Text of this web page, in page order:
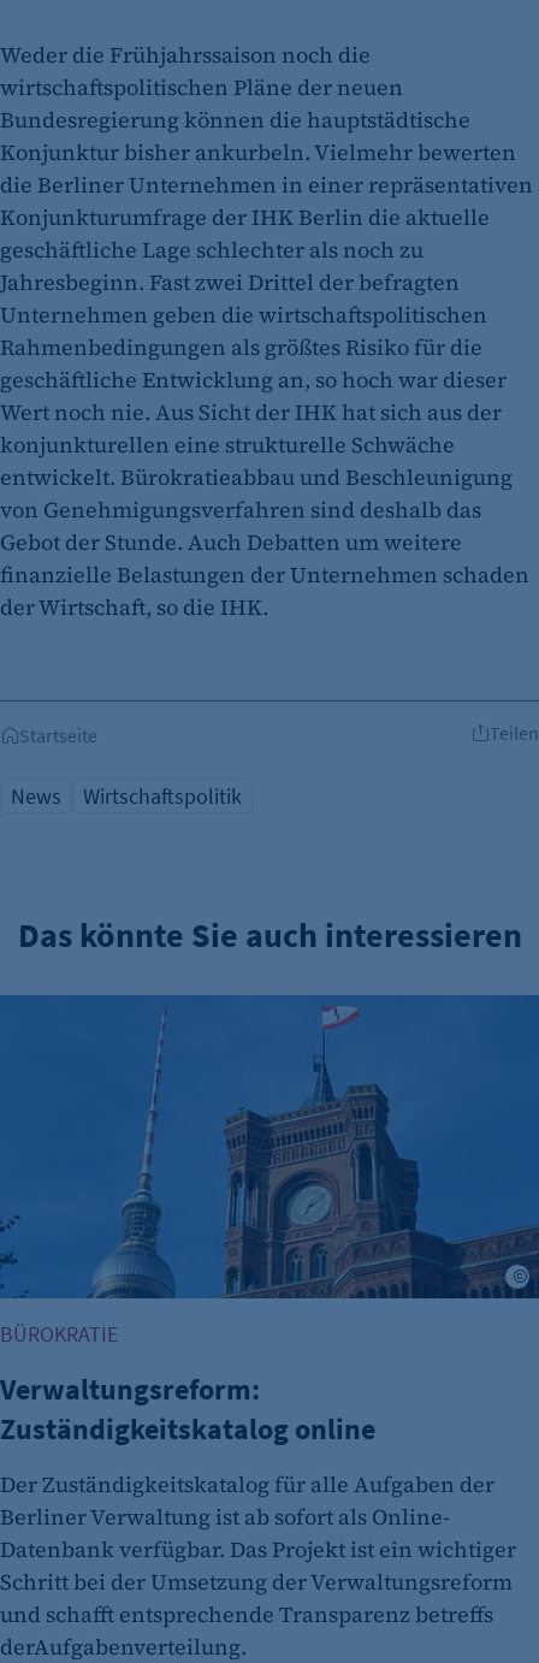
Weder die Frühjahrssaison noch die
wirtschaftspolitischen Pläne der neuen
Bundesregierung können die hauptstädtische
Konjunktur bisher ankurbeln. Vielmehr bewerten
die Berliner Unternehmen in einer repräsentativen
Konjunkturumfrage der IHK Berlin die aktuelle
geschäftliche Lage schlechter als noch zu
Jahresbeginn. Fast zwei Drittel der befragten
Unternehmen geben die wirtschaftspolitischen
Rahmenbedingungen als größtes Risiko für die
geschäftliche Entwicklung an, so hoch war dieser
Wert noch nie. Aus Sicht der IHK hat sich aus der
konjunkturellen eine strukturelle Schwäche
entwickelt. Bürokratieabbau und Beschleunigung
von Genehmigungsverfahren sind deshalb das
Gebot der Stunde. Auch Debatten um weitere
finanzielle Belastungen der Unternehmen schaden
der Wirtschaft, so die IHK.
Startseite Teilen
News Wirtschaftspolitik
Das könnte Sie auch interessieren
Verwaltungsreform: Zuständigkeitskatalog online
BÜROKRATIE
Verwaltungsreform:
Zuständigkeitskatalog online
Der Zuständigkeitskatalog für alle Aufgaben der
Berliner Verwaltung ist ab sofort als Online-
Datenbank verfügbar. Das Projekt ist ein wichtiger
Schritt bei der Umsetzung der Verwaltungsreform
und schafft entsprechende Transparenz betreffs
derAufgabenverteilung.